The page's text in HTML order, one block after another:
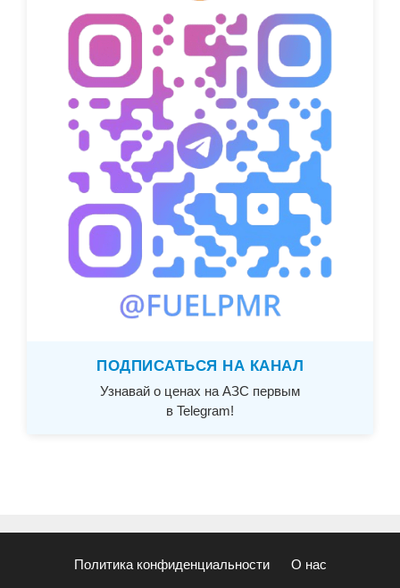
ПОДПИСАТЬСЯ НА КАНАЛ
Узнавай о ценах на АЗС первым
в Telegram!
Политика конфиденциальности О нас